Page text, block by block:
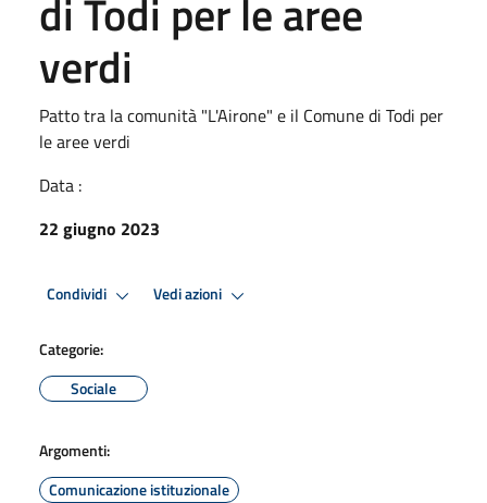
di Todi per le aree
verdi
Patto tra la comunità "L'Airone" e il Comune di Todi per
le aree verdi
Data :
22 giugno 2023
Condividi Vedi azioni
Categorie:
Sociale
Argomenti:
Comunicazione istituzionale